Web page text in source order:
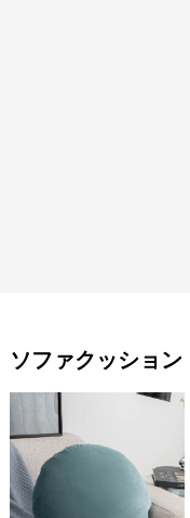
ソファクッション